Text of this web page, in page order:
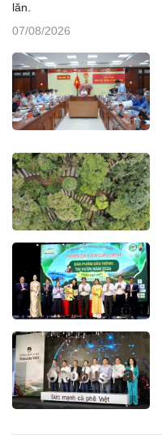
lăn.
07/08/2026